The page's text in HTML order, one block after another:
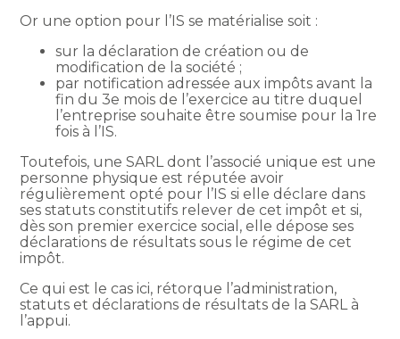
Or une option pour l’IS se matérialise soit :
sur la déclaration de création ou de
modification de la société ;
par notification adressée aux impôts avant la
fin du 3e mois de l’exercice au titre duquel
l’entreprise souhaite être soumise pour la 1re
fois à l’IS.
Toutefois, une SARL dont l’associé unique est une
personne physique est réputée avoir
régulièrement opté pour l’IS si elle déclare dans
ses statuts constitutifs relever de cet impôt et si,
dès son premier exercice social, elle dépose ses
déclarations de résultats sous le régime de cet
impôt.
Ce qui est le cas ici, rétorque l’administration,
statuts et déclarations de résultats de la SARL à
l’appui.